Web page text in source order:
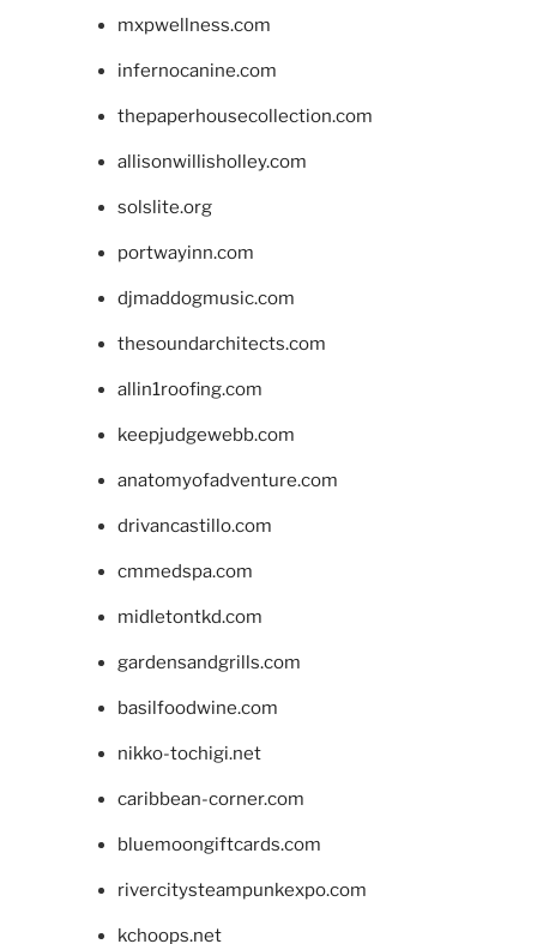
mxpwellness.com
infernocanine.com
thepaperhousecollection.com
allisonwillisholley.com
solslite.org
portwayinn.com
djmaddogmusic.com
thesoundarchitects.com
allin1roofing.com
keepjudgewebb.com
anatomyofadventure.com
drivancastillo.com
cmmedspa.com
midletontkd.com
gardensandgrills.com
basilfoodwine.com
nikko-tochigi.net
caribbean-corner.com
bluemoongiftcards.com
rivercitysteampunkexpo.com
kchoops.net